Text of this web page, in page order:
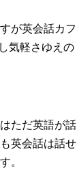
が英会話カフ
気軽さゆえの
ただ英語が話
英会話は話せ
。